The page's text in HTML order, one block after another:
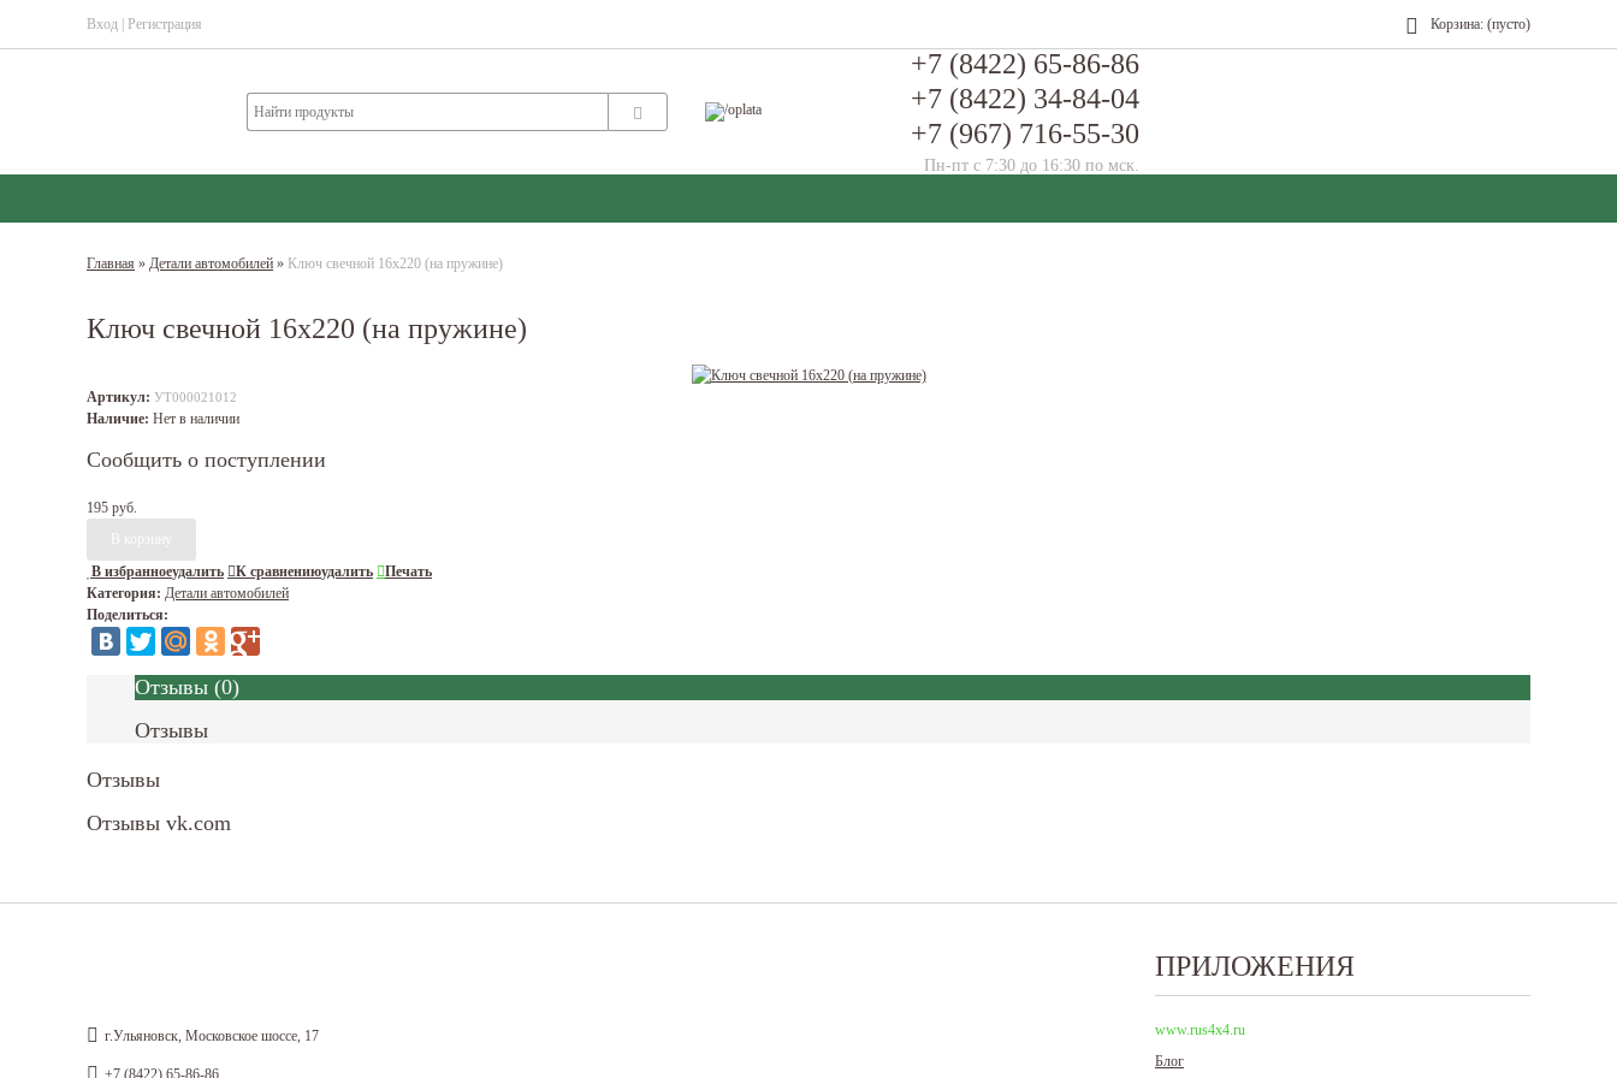
Вход Регистрация Корзина: (пусто)
+7 (8422) 65-86-86
+7 (8422) 34-84-04
+7 (967) 716-55-30
Пн-пт с 7:30 до 16:30 по мск.
Главная » Детали автомобилей » Ключ свечной 16х220 (на пружине)
Ключ свечной 16х220 (на пружине)
Артикул: УТ000021012
Наличие: Нет в наличии
Сообщить о поступлении
195 руб.
В избранноеудалить К сравнениюудалить
Печать
Категория: Детали автомобилей
Поделиться:
Отзывы (0)
Отзывы
Отзывы
Отзывы vk.com
г.Ульяновск, Московское шоссе, 17
+7 (8422) 65-86-86
ПРИЛОЖЕНИЯ
www.rus4x4.ru
Блог